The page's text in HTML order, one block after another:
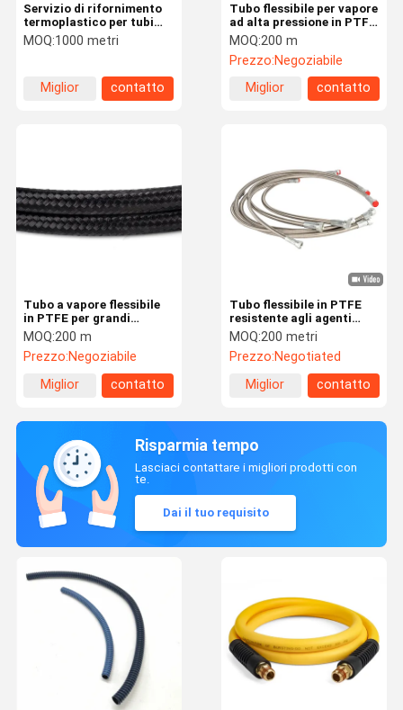
Servizio di rifornimento
termoplastico per tubi
idraulici ad alta
pressione a GNC con
all'abrasione e design
leggero per operazioni
MOQ:1000 metri
Miglior
contatto
Tubo flessibile per vapore
ad alta pressione in PTFE
per sistemi di stiratura
commerciali
MOQ:200 m
Prezzo:Negoziabile
Miglior
contatto
Tubo a vapore flessibile
in PTFE per grandi
apparecchiature
industriali in ferro
MOQ:200 m
Prezzo:Negoziabile
Miglior
contatto
Tubo flessibile in PTFE
resistente agli agenti
chimici per sistemi di
trasferimento fluidi da
laboratorio
MOQ:200 metri
Prezzo:Negotiated
Miglior
contatto
Risparmia tempo
Lasciaci contattare i migliori prodotti con
te.
Dai il tuo requisito